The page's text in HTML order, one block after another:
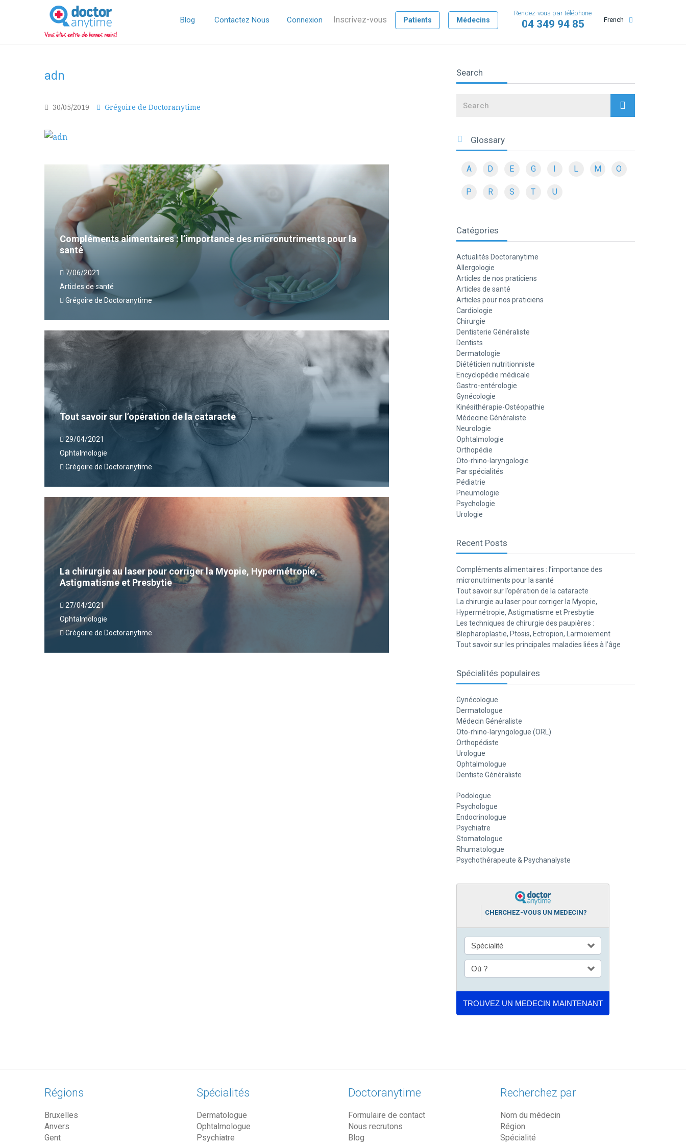
DoctorAnyTime
You
are
in
good
Blog Contactez Nous Connexion Inscrivez-vous Patients Médecins French
Rendez-vous par téléphone
04 349 94 85
adn
30/05/2019 Grégoire de Doctoranytime
Compléments alimentaires : l’importance des micronutriments pour la
santé
7/06/2021
Articles de santé
Grégoire de Doctoranytime
Tout savoir sur l’opération de la cataracte
29/04/2021
Ophtalmologie
Grégoire de Doctoranytime
La chirurgie au laser pour corriger la Myopie, Hypermétropie,
Astigmatisme et Presbytie
27/04/2021
Ophtalmologie
Grégoire de Doctoranytime
Search
Search
Glossary
A D E G I L M O
P R S T U
Catégories
Actualités Doctoranytime
Allergologie
Articles de nos praticiens
Articles de santé
Articles pour nos praticiens
Cardiologie
Chirurgie
Dentisterie Généraliste
Dentists
Dermatologie
Diététicien nutritionniste
Encyclopédie médicale
Gastro-entérologie
Gynécologie
Kinésithérapie-Ostéopathie
Médecine Généraliste
Neurologie
Ophtalmologie
Orthopédie
Oto-rhino-laryngologie
Par spécialités
Pédiatrie
Pneumologie
Psychologie
Urologie
Recent Posts
Compléments alimentaires : l’importance des
micronutriments pour la santé
Tout savoir sur l’opération de la cataracte
La chirurgie au laser pour corriger la Myopie,
Hypermétropie, Astigmatisme et Presbytie
Les techniques de chirurgie des paupières :
Blepharoplastie, Ptosis, Ectropion, Larmoiement
Tout savoir sur les principales maladies liées à l’âge
Spécialités populaires
Gynécologue
Dermatologue
Médecin Généraliste
Oto-rhino-laryngologue (ORL)
Orthopédiste
Urologue
Ophtalmologue
Dentiste Généraliste
Podologue
Psychologue
Endocrinologue
Psychiatre
Stomatologue
Rhumatologue
Psychothérapeute & Psychanalyste
CHERCHEZ-VOUS UN MEDECIN?
Régions
Bruxelles
Anvers
Gent
Spécialités
Dermatologue
Ophtalmologue
Psychiatre
Doctoranytime
Formulaire de contact
Nous recrutons
Blog
Recherchez par
Nom du médecin
Région
Spécialité